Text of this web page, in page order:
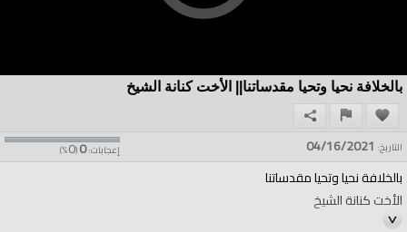
بالخلافة نحيا وتحيا مقدساتنا|| الأخت كنانة الشيخ
إعجابات:0
(
0
%) التاريخ: 04/16/2021
بالخلافة نحيا وتحيا مقدساتنا
الأخت كنانة الشيخ